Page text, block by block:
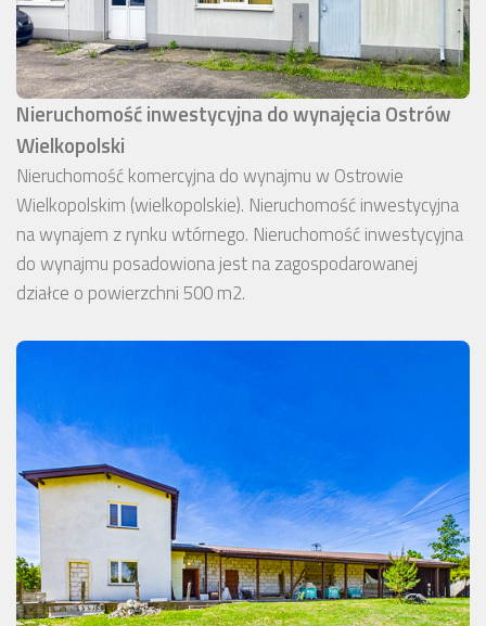
Nieruchomość inwestycyjna do wynajęcia Ostrów
Wielkopolski
Nieruchomość komercyjna do wynajmu w Ostrowie
Wielkopolskim (wielkopolskie). Nieruchomość inwestycyjna
na wynajem z rynku wtórnego. Nieruchomość inwestycyjna
do wynajmu posadowiona jest na zagospodarowanej
działce o powierzchni 500 m2.